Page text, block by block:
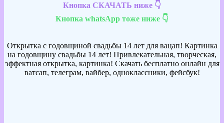
Кнопка СКАЧАТЬ ниже 👇
Кнопка whatsApp тоже ниже 👇
Открытка с годовщиной свадьбы 14 лет для вацап! Картинка
на годовщину свадьбы 14 лет! Привлекательная, творческая,
эффектная открытка, картинка! Скачать бесплатно онлайн для
ватсап, телеграм, вайбер, одноклассники, фейсбук!